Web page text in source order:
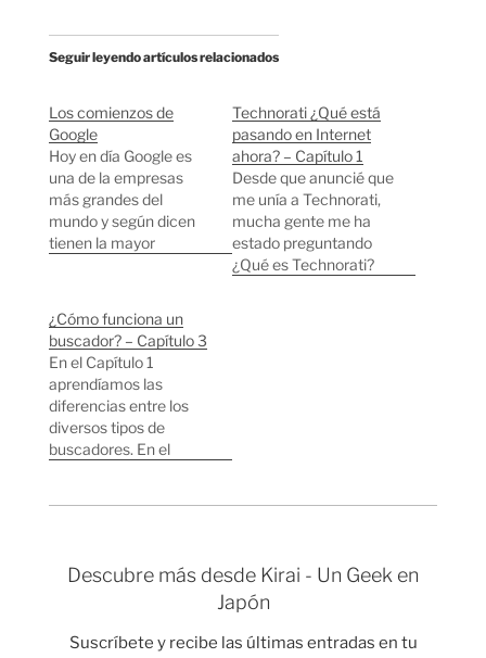
Seguir leyendo artículos relacionados
Los comienzos de
Google
Hoy en día Google es
una de la empresas
más grandes del
mundo y según dicen
tienen la mayor
funcionamiento del
mundo. Hace tan solo
6 años Google
funcionaba con tan
solo 10 CPUs y 366Gb
de almacenamiento.
Google funcionaba con
Technorati ¿Qué está
pasando en Internet
ahora? – Capítulo 1
Desde que anuncié que
me unía a Technorati,
mucha gente me ha
estado preguntando
¿Qué es Technorati?
adecuada para
¿Cómo funciona un
buscador? – Capítulo 3
En el Capítulo 1
aprendíamos las
diferencias entre los
diversos tipos de
buscadores. En el
mucha información. En
funcionamiento de un
Descubre más desde Kirai - Un Geek en
Japón
Suscríbete y recibe las últimas entradas en tu